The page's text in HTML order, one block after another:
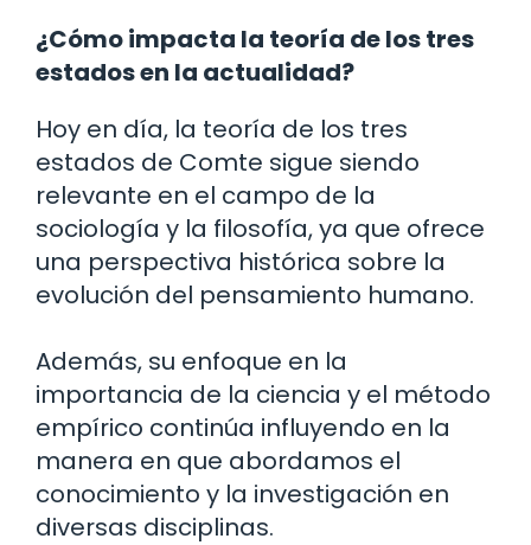
¿Cómo impacta la teoría de los tres
estados en la actualidad?
Hoy en día, la teoría de los tres
estados de Comte sigue siendo
relevante en el campo de la
sociología y la filosofía, ya que ofrece
una perspectiva histórica sobre la
evolución del pensamiento humano.
Además, su enfoque en la
importancia de la ciencia y el método
empírico continúa influyendo en la
manera en que abordamos el
conocimiento y la investigación en
diversas disciplinas.